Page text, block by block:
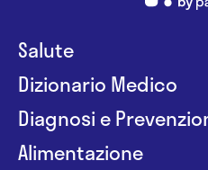
Salute
Dizionario Medico
Diagnosi e
Alimentazione